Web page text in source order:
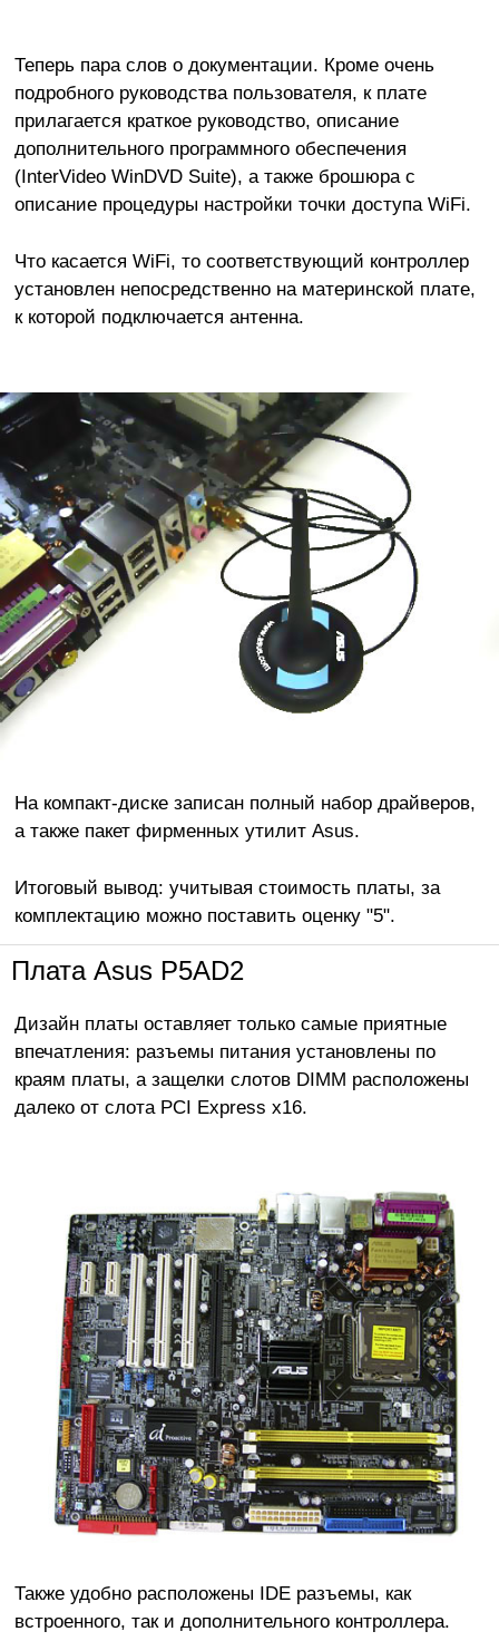
Теперь пара слов о документации. Кроме очень
подробного руководства пользователя, к плате
прилагается краткое руководство, описание
дополнительного программного обеспечения
(InterVideo WinDVD Suite), а также брошюра с
описание процедуры настройки точки доступа WiFi.
Что касается WiFi, то соответствующий контроллер
установлен непосредственно на материнской плате,
к которой подключается антенна.
На компакт-диске записан полный набор драйверов,
а также пакет фирменных утилит Asus.
Итоговый вывод: учитывая стоимость платы, за
комплектацию можно поставить оценку "5".
Плата Asus P5AD2
Дизайн платы оставляет только самые приятные
впечатления: разъемы питания установлены по
краям платы, а защелки слотов DIMM расположены
далеко от слота PCI Express x16.
Также удобно расположены IDE разъемы, как
встроенного, так и дополнительного контроллера.